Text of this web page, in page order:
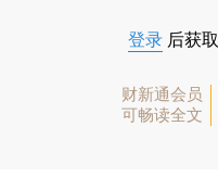
登录 后获
财新通会员
可畅读全文